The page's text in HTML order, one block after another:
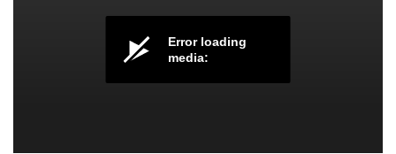
Error loading
media: